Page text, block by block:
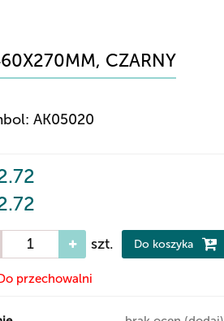
CZARNY
AK05020
szt. Do koszyka
przechowalni